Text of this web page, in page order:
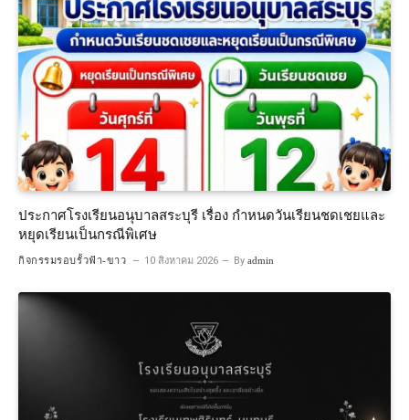
ประกาศโรงเรียนอนุบาลสระบุรี เรื่อง กำหนดวันเรียนชดเชยและ
หยุดเรียนเป็นกรณีพิเศษ
กิจกรรมรอบรั้วฟ้า-ขาว 10 สิงหาคม 2026 By admin